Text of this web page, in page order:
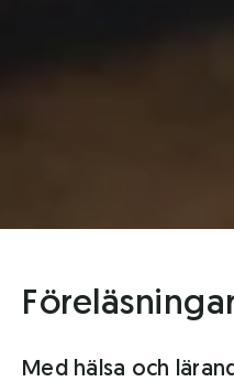
Med hälsa och